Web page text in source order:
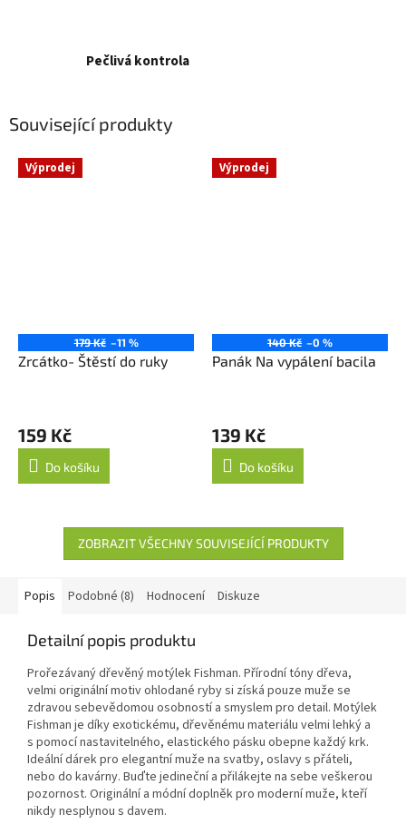
Pečlivá kontrola
Související produkty
Výprodej
179 Kč –11 %
Zrcátko- Štěstí do ruky
159 Kč
Do košíku
Výprodej
140 Kč –0 %
Panák Na vypálení bacila
139 Kč
Do košíku
ZOBRAZIT VŠECHNY SOUVISEJÍCÍ PRODUKTY
Popis Podobné (8) Hodnocení Diskuze
Detailní popis produktu
Prořezávaný dřevěný motýlek Fishman. Přírodní tóny dřeva,
velmi originální motiv ohlodané ryby si získá pouze muže se
zdravou sebevědomou osobností a smyslem pro detail. Motýlek
Fishman je díky exotickému, dřevěnému materiálu velmi lehký a
s pomocí nastavitelného, elastického pásku obepne každý krk.
Ideální dárek pro elegantní muže na svatby, oslavy s přáteli,
nebo do kavárny. Buďte jedineční a přilákejte na sebe veškerou
pozornost. Originální a módní doplněk pro moderní muže, kteří
nikdy nesplynou s davem.